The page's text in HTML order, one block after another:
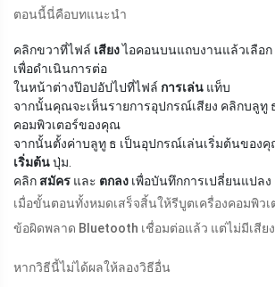
ตอนนี้นี่คือบทแนะนำ
คลิกขวาที่ไฟล์ เสียงไอคอนบนแถบงานแล้วเลือก
เพื่อดำเนินการต่อ
ในหน้าต่างป๊อปอัปไปที่ไฟล์ การเล่น แท็บ
จากนั้นคุณจะเห็นรายการอุปกรณ์เสียง คลิกบลูทู
คอมพิวเตอร์ของคุณ
จากนั้นตั้งค่าบลูทู ธ เป็นอุปกรณ์เล่นเริ่มต้นของ
เริ่มต้นปุ่ม.
คลิก สมัคร และ ตกลง เพื่อบันทึกการเปลี่ยนแปลง
เมื่อขั้นตอนทั้งหมดเสร็จสิ้นให้รีบูตเครื่องคอมพิว
ข้อผิดพลาด Bluetooth เชื่อมต่อแล้ว แต่ไม่มีเสีย
หากวิธีนี้ไม่ได้ผลให้ลองวิธีอื่น